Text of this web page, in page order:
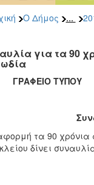
Ο Δήμος ...
για τα 90
ΤΥΠΟΥ
τα 90 χρόνια
δίνει